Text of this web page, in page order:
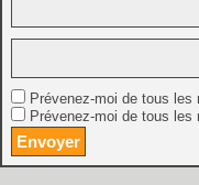
Prévenez-moi de tous les
Prévenez-moi de tous les